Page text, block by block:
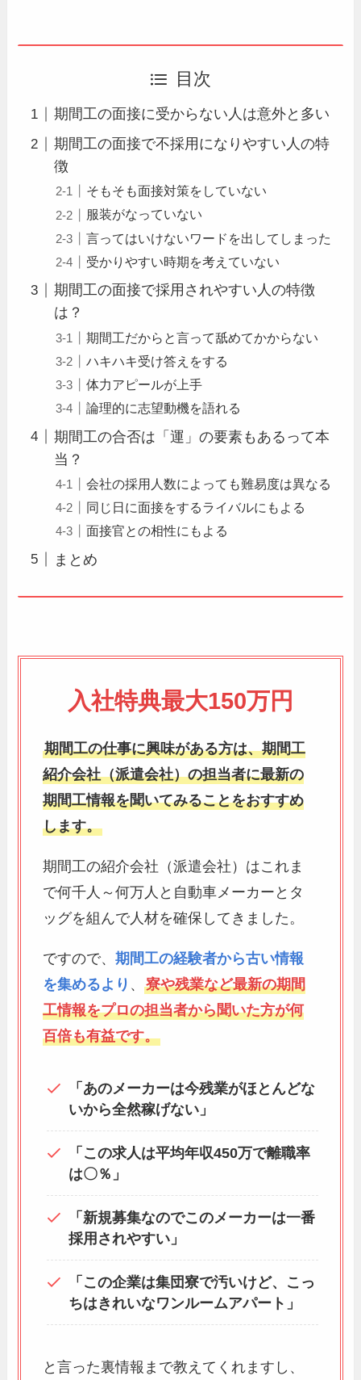
目次
期間工の面接に受からない人は意外と多い
期間工の面接で不採用になりやすい人の特
徴
そもそも面接対策をしていない
服装がなっていない
言ってはいけないワードを出してしまった
受かりやすい時期を考えていない
期間工の面接で採用されやすい人の特徴
は？
期間工だからと言って舐めてかからない
ハキハキ受け答えをする
体力アピールが上手
論理的に志望動機を語れる
期間工の合否は「運」の要素もあるって本
当？
会社の採用人数によっても難易度は異なる
同じ日に面接をするライバルにもよる
面接官との相性にもよる
まとめ
入社特典最大150万円
期間工の仕事に興味がある方は、期間工
紹介会社（派遣会社）の担当者に最新の
期間工情報を聞いてみることをおすすめ
します。
期間工の紹介会社（派遣会社）はこれま
で何千人～何万人と自動車メーカーとタ
ッグを組んで人材を確保してきました。
ですので、期間工の経験者から古い情報
を集めるより 、寮や残業など最新の期間
工情報をプロの担当者から聞いた方が何
百倍も有益です。
「あのメーカーは今残業がほとんどな
いから全然稼げない」
「この求人は平均年収450万で離職率
は〇％」
「新規募集なのでこのメーカーは一番
採用されやすい」
「この企業は集団寮で汚いけど、こっ
ちはきれいなワンルームアパート」
と言った裏情報まで教えてくれますし、